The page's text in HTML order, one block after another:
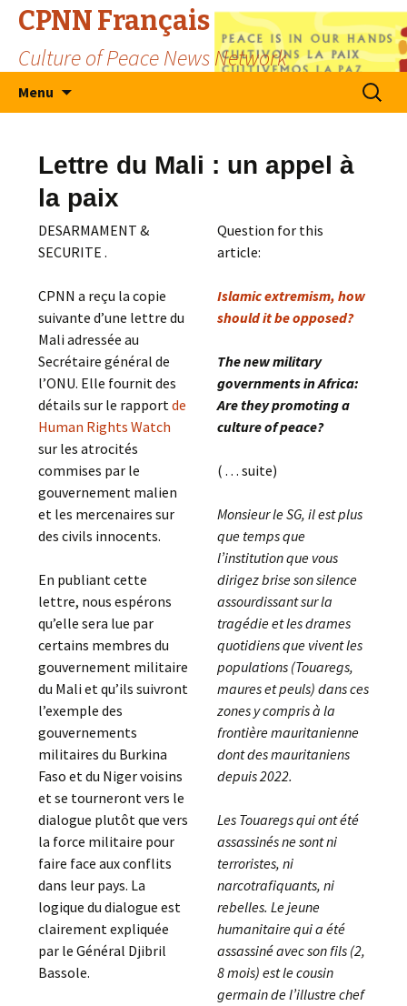
CPNN Français
Culture of Peace News Network
Menu
Search
for:
Lettre du Mali : un appel à
la paix
DESARMAMENT &
SECURITE .
CPNN a reçu la copie
suivante d’une lettre du
Mali adressée au
Secrétaire général de
l’ONU. Elle fournit des
détails sur le rapportde
Human Rights Watch
sur les atrocités
commises par le
gouvernement malien
et les mercenaires sur
des civils innocents.
En publiant cette
lettre, nous espérons
qu’elle sera lue par
certains membres du
gouvernement militaire
du Mali et qu’ils suivront
l’exemple des
gouvernements
militaires du Burkina
Faso et du Niger voisins
et se tourneront vers le
dialogue plutôt que vers
la force militaire pour
faire face aux conflits
dans leur pays. La
logique du dialogue est
clairement expliquée
par le Général Djibril
Bassole.
Question for this
article:
Islamic extremism, how
should it be opposed?
The new military
governments in Africa:
Are they promoting a
culture of peace?
( . . . suite)
Monsieur le SG, il est plus
que temps que
l’institution que vous
dirigez brise son silence
assourdissant sur la
tragédie et les drames
quotidiens que vivent les
populations (Touaregs,
maures et peuls) dans ces
zones y compris à la
frontière mauritanienne
dont des mauritaniens
depuis 2022.
Les Touaregs qui ont été
assassinés ne sont ni
terroristes, ni
narcotrafiquants, ni
rebelles. Le jeune
humanitaire qui a été
assassiné avec son fils (2,
8 mois) est le cousin
germain de l’illustre chef